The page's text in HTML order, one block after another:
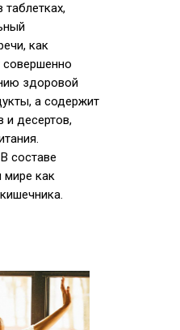
как
совершенно
здоровой
а содержит
и десертов,
составе
мире как